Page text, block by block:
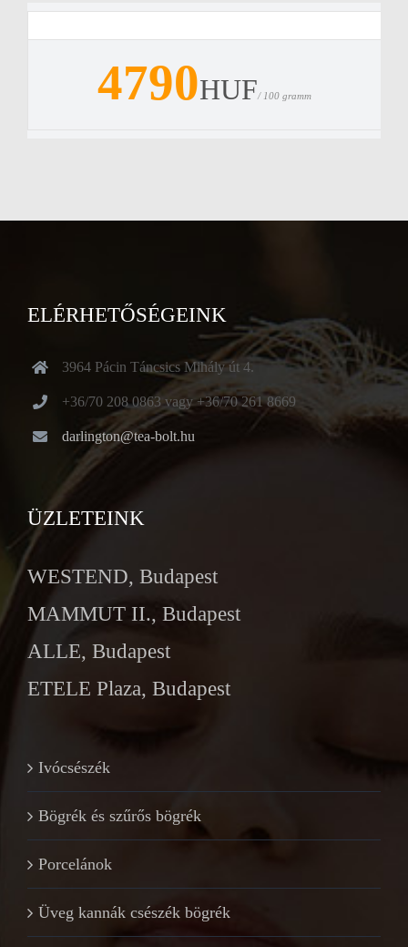
4790HUF/ 100 gramm
ELÉRHETŐSÉGEINK
3964 Pácin Táncsics Mihály út 4.
+36/70 208 0863 vagy +36/70 261 8669
darlington@tea-bolt.hu
ÜZLETEINK
WESTEND, Budapest
MAMMUT II., Budapest
ALLE, Budapest
ETELE Plaza, Budapest
Ivócsészék
Bögrék és szűrős bögrék
Porcelánok
Üveg kannák csészék bögrék